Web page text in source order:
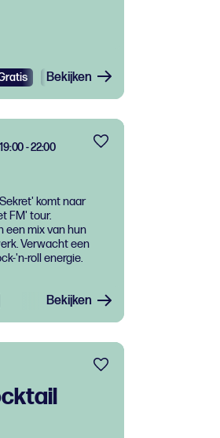
Dance
Bekijken
19:00 - 22:00
komt naar
FM' tour.
een mix van hun
Verwacht een
'n-roll energie.
Bekijken